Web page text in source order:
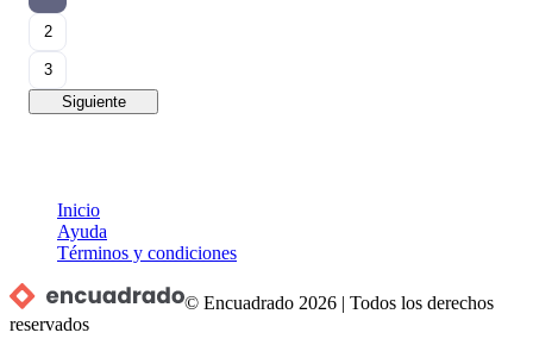
2
3
Siguiente
Inicio
Ayuda
Términos y condiciones
© Encuadrado 2026 |Todos los derechos
reservados